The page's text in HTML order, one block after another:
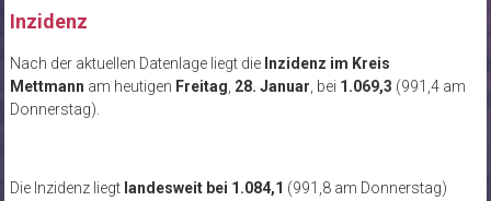
Inzidenz
Nach der aktuellen Datenlage liegt die Inzidenz im Kreis
Mettmann am heutigen Freitag, 28. Januar, bei 1.069,3 (991,4 am
Donnerstag).
Die Inzidenz liegtlandesweit bei 1.084,1 (991,8 am Donnerstag)